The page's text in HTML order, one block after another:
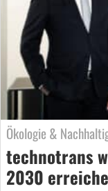
Ökologie &
technotrans
2030